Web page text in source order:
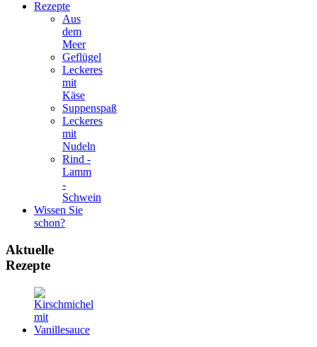
Rezepte
Aus
dem
Meer
Geflügel
Leckeres
mit
Käse
Suppenspaß
Leckeres
mit
Nudeln
Rind -
Lamm
-
Schwein
Wissen Sie
schon?
Aktuelle
Rezepte